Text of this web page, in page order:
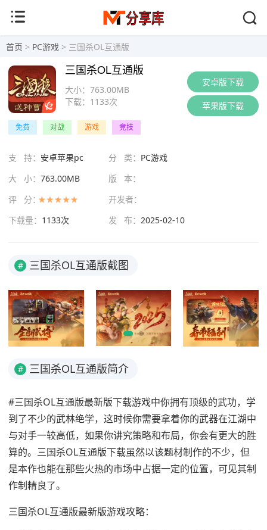
首页 > PC游戏 > 三国杀OL互通版
安卓版下载
苹果版下载
大小： 763.00MB
下载： 1133次
三国杀OL互通版
免费 对战 游戏 竞技
支 持： 安卓苹果pc 分 类： PC游戏
大 小： 763.00MB
版 本：
评 分：
开发者：
下载量： 1133次 发 布： 2025-02-10
# 三国杀OL互通版截图
# 三国杀OL互通版简介
#三国杀OL互通版最新版下载游戏中你拥有顶级的武功，学
到了不少的武林绝学，这时候你需要拿着你的武器在江湖中
与对手一较高低，如果你讲究策略和布局，你会有更大的胜
算的。三国杀OL互通版下载虽然以该题材制作的不少，但
是本作也能在那些火热的市场中占据一定的位置，可见其制
作制精良了。
三国杀OL互通版最新版游戏攻略：